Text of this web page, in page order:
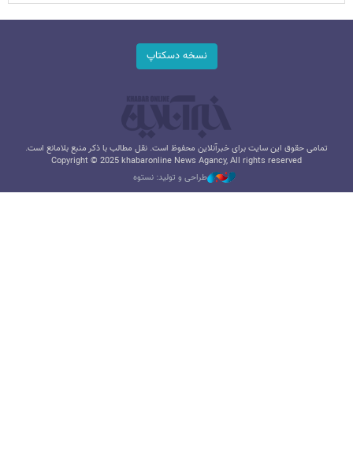
نسخه دسکتاپ
تمامی حقوق این سایت برای خبرآنلاین محفوظ است. نقل مطالب با ذکر منبع بلامانع است.
Copyright © 2025 khabaronline News Agancy, All rights reserved
طراحی و تولید: نستوه